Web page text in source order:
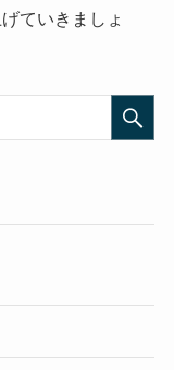
ていきましょ